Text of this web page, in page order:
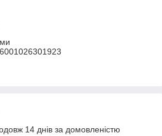
14 днів за домовленістю